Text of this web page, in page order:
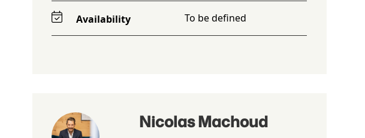
Availability To be defined
Nicolas Machoud